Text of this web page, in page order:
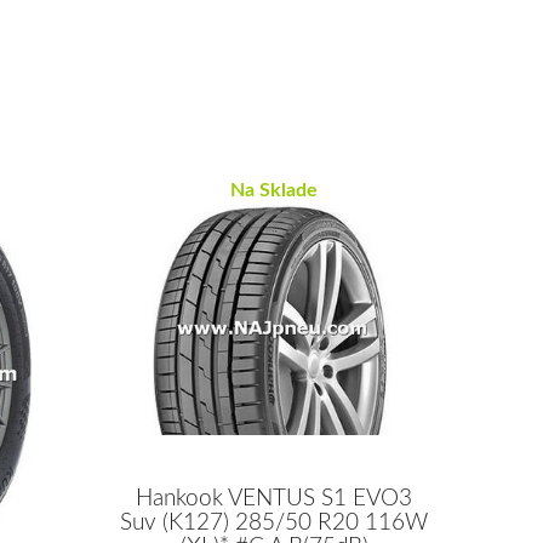
Na Sklade
Hankook VENTUS S1 EVO3
Suv (K127) 285/50 R20 116W